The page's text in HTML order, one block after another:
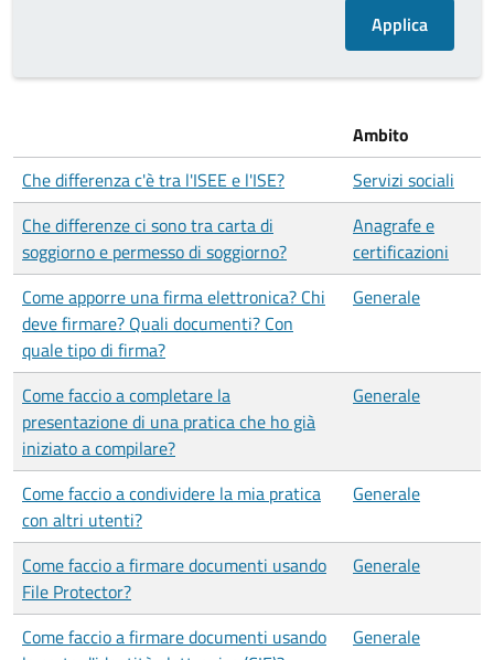
Ambito
Che differenza c'è tra l'ISEE e l'ISE?
Servizi sociali
Che differenze ci sono tra carta di
soggiorno e permesso di soggiorno?
Anagrafe e
certificazioni
Come apporre una firma elettronica? Chi
deve firmare? Quali documenti? Con
quale tipo di firma?
Generale
Come faccio a completare la
presentazione di una pratica che ho già
iniziato a compilare?
Generale
Come faccio a condividere la mia pratica
con altri utenti?
Generale
Come faccio a firmare documenti usando
File Protector?
Generale
Come faccio a firmare documenti usando
Generale